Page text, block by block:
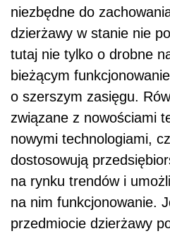
niezbędne do
dzierżawy w stanie nie
tutaj nie tylko o drobne
bieżącym
o szerszym zasięgu.
związane z nowościami
nowymi technologiami,
dostosowują
na rynku trendów i
na nim funkcjonowanie.
przedmiocie dzierżawy